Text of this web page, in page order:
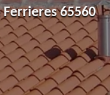
65560